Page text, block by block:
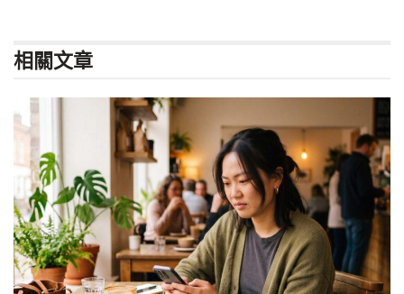
相關文章